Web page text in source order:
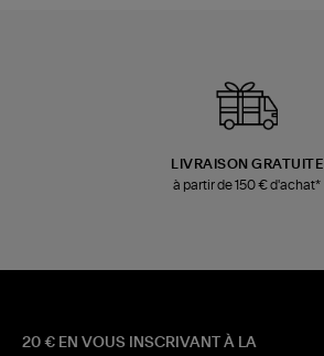
LIVRAISON GRATUITE
à partir de 150 € d'achat*
20 € EN VOUS INSCRIVANT À LA